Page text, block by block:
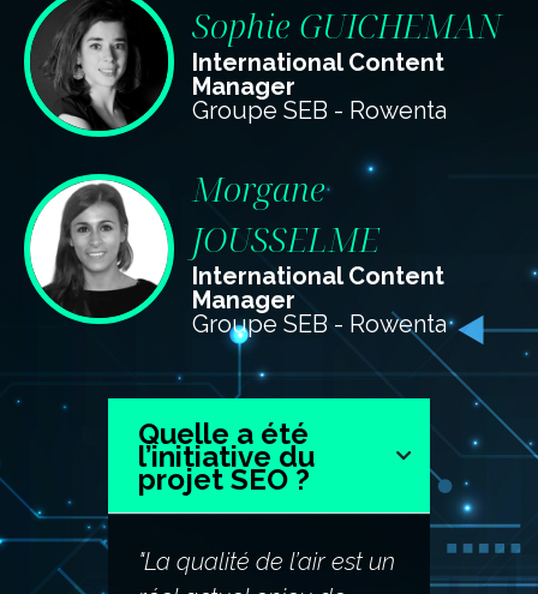
Sophie GUICHEMAN
International Content
Manager
Groupe SEB - Rowenta
Morgane
JOUSSELME
International Content
Manager
Groupe SEB - Rowenta
Quelle a été
l’initiative du
projet SEO ?
"La qualité de l’air est un